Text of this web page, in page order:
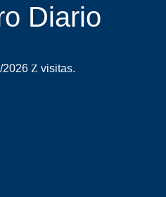
Diario
2026 visitas.